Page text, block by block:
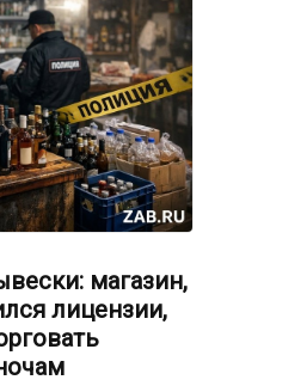
магазин,
лицензии,